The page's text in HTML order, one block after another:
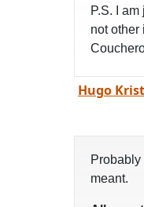
P.S. I
not other
Hugo
meant.